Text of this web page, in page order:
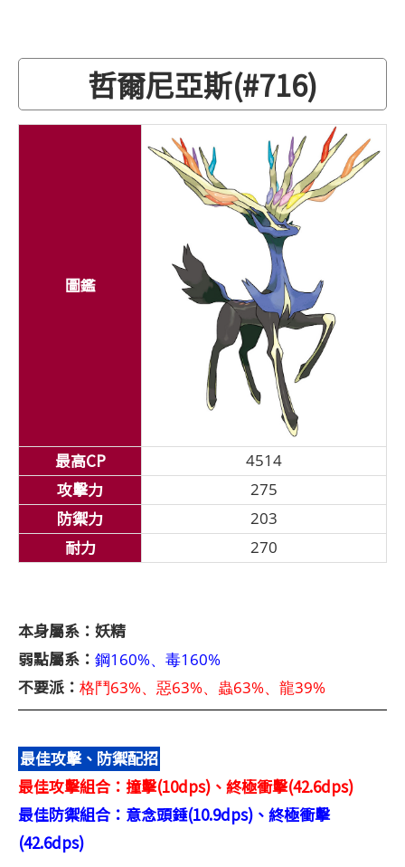
哲爾尼亞斯(#716)
圖鑑
最高CP 4514
攻擊力 275
防禦力 203
耐力 270
本身屬系：妖精
弱點屬系： 鋼160%、毒160%
不要派： 格鬥63%、惡63%、蟲63%、龍39%
最佳攻擊、防禦配招
最佳攻擊組合：撞擊(10dps)、終極衝擊(42.6dps)
最佳防禦組合：意念頭錘(10.9dps)、終極衝擊
(42.6dps)